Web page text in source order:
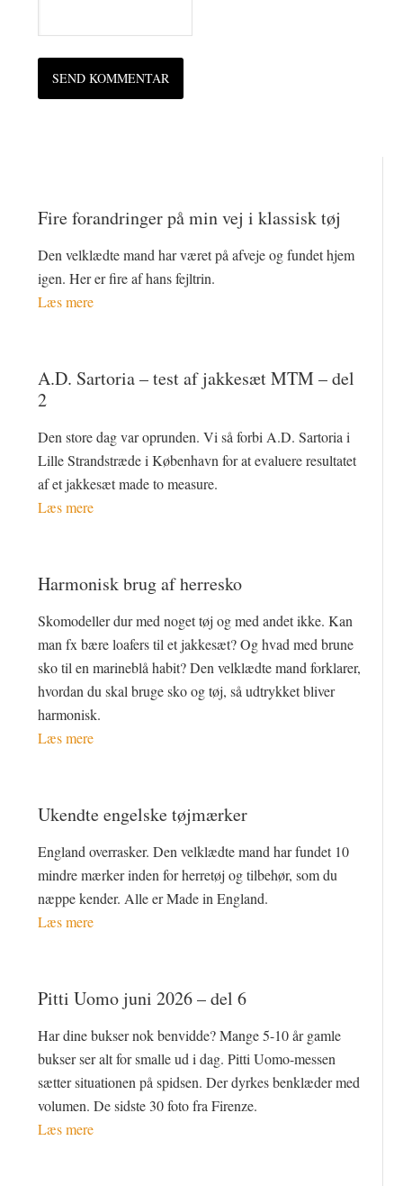
Fire forandringer på min vej i klassisk tøj
Den velklædte mand har været på afveje og fundet hjem
igen. Her er fire af hans fejltrin.
Læs mere
A.D. Sartoria – test af jakkesæt MTM – del
2
Den store dag var oprunden. Vi så forbi A.D. Sartoria i
Lille Strandstræde i København for at evaluere resultatet
af et jakkesæt made to measure.
Læs mere
Harmonisk brug af herresko
Skomodeller dur med noget tøj og med andet ikke. Kan
man fx bære loafers til et jakkesæt? Og hvad med brune
sko til en marineblå habit? Den velklædte mand forklarer,
hvordan du skal bruge sko og tøj, så udtrykket bliver
harmonisk.
Læs mere
Ukendte engelske tøjmærker
England overrasker. Den velklædte mand har fundet 10
mindre mærker inden for herretøj og tilbehør, som du
næppe kender. Alle er Made in England.
Læs mere
Pitti Uomo juni 2026 – del 6
Har dine bukser nok benvidde? Mange 5-10 år gamle
bukser ser alt for smalle ud i dag. Pitti Uomo-messen
sætter situationen på spidsen. Der dyrkes benklæder med
volumen. De sidste 30 foto fra Firenze.
Læs mere